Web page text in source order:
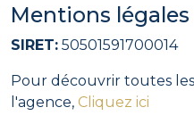
Mentions légales
SIRET: 50501591700014
Pour découvrir toutes
l'agence, Cliquez ici